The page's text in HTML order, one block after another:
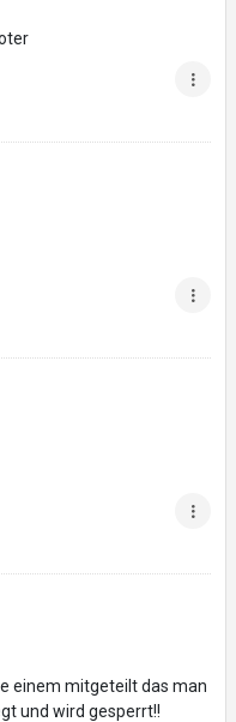
einem mitgeteilt das man
und wird gesperrt!!